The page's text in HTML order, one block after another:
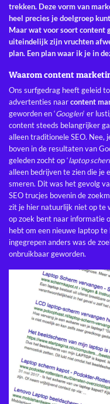
trekken. Deze vorm van
heel precies je doelgroep
Maar wat voor soort content
uiteindelijk zijn vruchten
plan. Een plan waar ik je in
Waarom content
Ons surfgedrag heeft geleid
advertenties naarcontent
geworden en ‘Googlen‘ er
content steeds belangrijker
alleen traditionele SEO. Nee,
boven in de resultaten van
geleden zocht op ‘laptop
alleen bedrijven te zien die je
smeren. Dit was het gevolg
SEO trucjes bovenin de
zit je hier natuurlijk niet op te
op zoek bent naar informatie
hebt om een nieuwe laptop
ingegrepen anders was de
onbruikbaar geworden.